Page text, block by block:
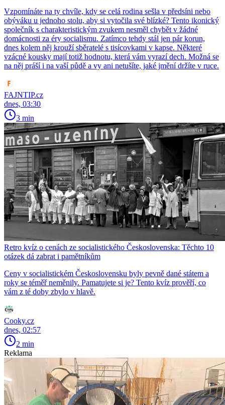
Vzpomínáte na ty chvíle, kdy se celá rodina sešla v předsíni nebo
obýváku u jednoho stolu, aby si vytočila své blízké? Tento ikonický
společník s charakteristickým zvukem nesměl chybět v žádné
domácnosti za éry socialismu. Zatímco tehdy stál jen pár korun,
dnes kolem něj krouží sběratelé s tisícovkami v kapse. Některé
vzácné kousky mají totiž hodnotu, která vám vyrazí dech. Možná se
na něj práší i na vaší půdě a vy ani netušíte, jaké jmění držíte v ruce.
FAJNTIP.cz
dnes, 03:30
3 min
Retro kvíz o cenách ze socialistického Československa: Těchto 10
otázek dá zabrat i pamětníkům
Ceny v socialistickém Československu byly pevně dané státem a
roky se téměř neměnily. Pamatujete si je? Tento kvíz prověří, co
vám z té doby zbylo v hlavě.
Cooky.cz
dnes, 02:57
2 min
Reklama